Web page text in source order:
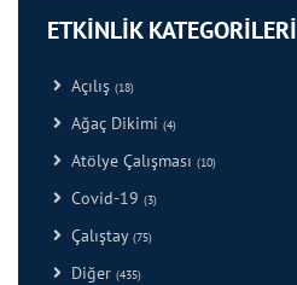
ETKİNLİK KATEGORİLERİ
Açılış (18)
Ağaç Dikimi (4)
Atölye Çalışması (10)
Covid-19 (3)
Çalıştay (75)
Diğer (435)